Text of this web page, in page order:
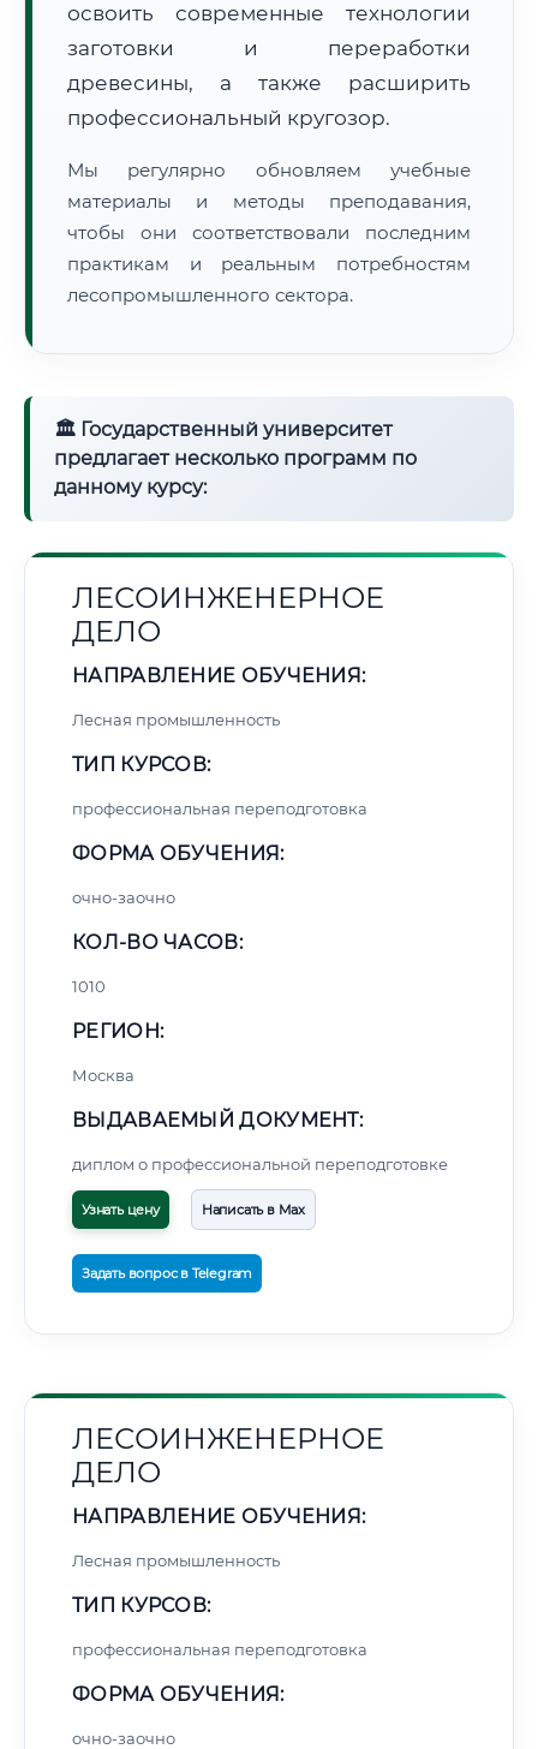
Расчет логистики оригиналов:
• Экспресс-доставка СДЭК / Почтой: 4–6 рабочих дней
🔍Нажмите на документ для увеличения и просмотра
освоить современные технологии
заготовки и переработки
древесины, а также расширить
профессиональный кругозор.
Мы регулярно обновляем учебные
материалы и методы преподавания,
чтобы они соответствовали последним
практикам и реальным потребностям
лесопромышленного сектора.
🏛 Государственный университет
предлагает несколько программ по
данному курсу:
ЛЕСОИНЖЕНЕРНОЕ
ДЕЛО
НАПРАВЛЕНИЕ ОБУЧЕНИЯ:
Лесная промышленность
ТИП КУРСОВ:
профессиональная переподготовка
ФОРМА ОБУЧЕНИЯ:
очно-заочно
КОЛ-ВО ЧАСОВ:
1010
РЕГИОН:
Москва
ВЫДАВАЕМЫЙ ДОКУМЕНТ:
диплом о профессиональной переподготовке
Узнать цену Написать в Max
Задать вопрос в Telegram
ЛЕСОИНЖЕНЕРНОЕ
ДЕЛО
НАПРАВЛЕНИЕ ОБУЧЕНИЯ:
Лесная промышленность
ТИП КУРСОВ:
профессиональная переподготовка
ФОРМА ОБУЧЕНИЯ:
очно-заочно